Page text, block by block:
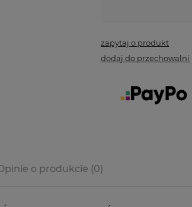
zapytaj o produkt
dodaj do przechowalni
o produkcie (0)